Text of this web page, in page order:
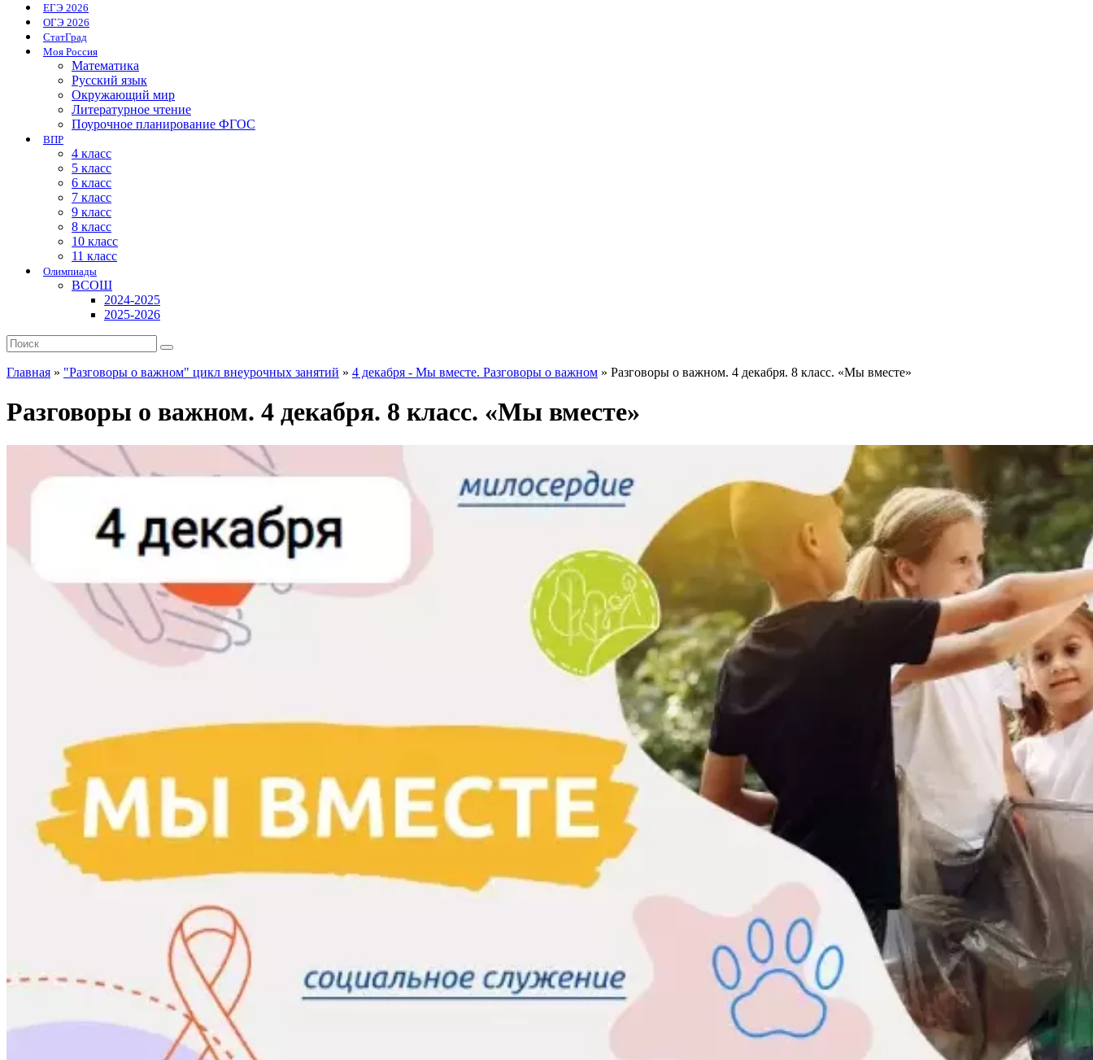
ЕГЭ 2026
ОГЭ 2026
СтатГрад
Моя Россия
Математика
Русский язык
Окружающий мир
Литературное чтение
Поурочное планирование ФГОС
ВПР
4 класс
5 класс
6 класс
7 класс
9 класс
8 класс
10 класс
11 класс
Олимпиады
ВСОШ
2024-2025
2025-2026
Главная » "Разговоры о важном" цикл внеурочных занятий » 4 декабря - Мы вместе. Разговоры о важном » Разговоры о важном. 4 декабря. 8 класс. «Мы вместе»
Разговоры о важном. 4 декабря. 8 класс. «Мы вместе»